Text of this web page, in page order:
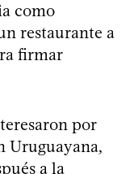
como
restaurante a
firmar
por
Uruguayana,
a la